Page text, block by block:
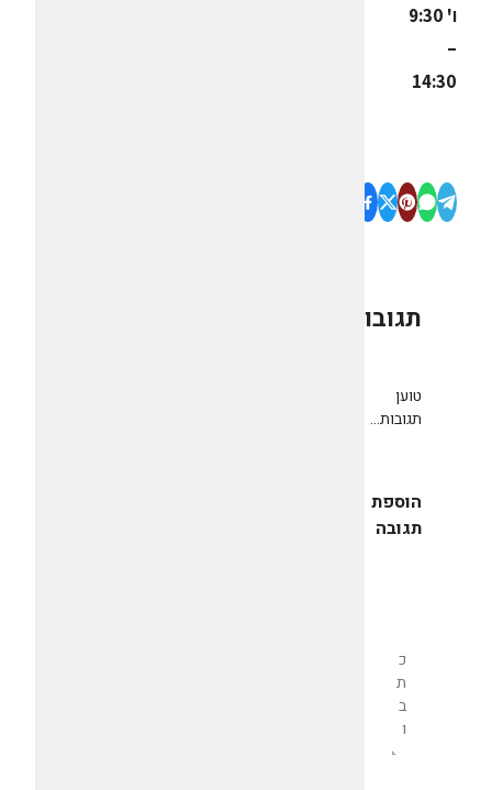
ו' 9:30
–‏
14:30
תגובות
טוען
תגובות...
הוספת
תגובה